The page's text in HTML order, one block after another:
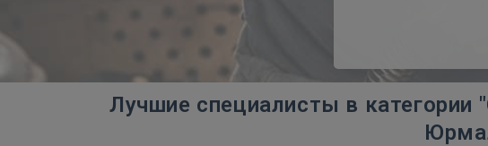
Лучшие специалисты в категории